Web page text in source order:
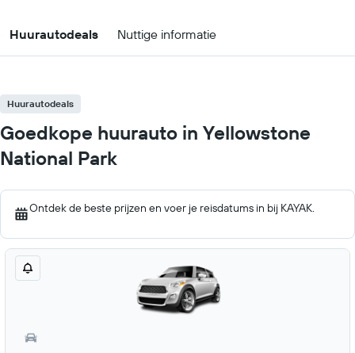
Huurautodeals Nuttige informatie
Huurautodeals
Goedkope huurauto in Yellowstone
National Park
Ontdek de beste prijzen en voer je reisdatums in bij KAYAK.